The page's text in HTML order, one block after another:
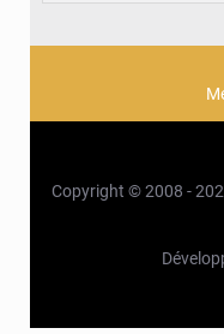
Copyright © 2008 -